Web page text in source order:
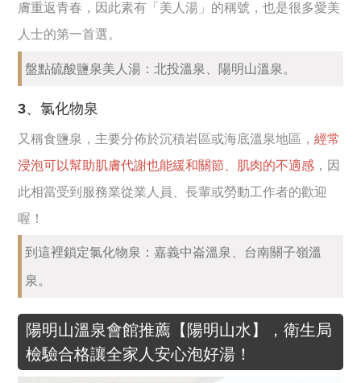
膚重返青春，因此素有「美人湯」的稱號，也是很多愛美
人士的第一首選。
盤點硫酸鹽泉美人湯：北投溫泉、陽明山溫泉。
3、氯化物泉
又稱食鹽泉，主要分佈於沉積岩區或海底溫泉地區，經常
浸泡可以幫助肌膚代謝也能緩和關節、肌肉的不適感 ，因
此相當受到服務業從業人員、長輩或勞動工作者的歡迎
喔！
到這裡鎖定氯化物泉：嘉義中崙溫泉、台南關子嶺溫
泉。
陽明山溫泉會館推薦【陽明山水】，衛生局
檢驗合格讓全家人安心泡好湯！